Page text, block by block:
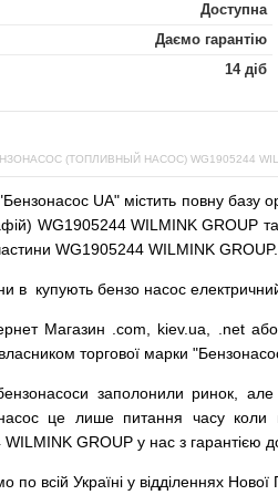
Доступна
Даємо гарантію
14 діб
(ТОПЛИВНЫЙ НАСОС) WG1905244
Бензонасос UA" містить повну базу
) WG1905244 WILMINK GROUP та
WG1905244 WILMINK GROUP.
в купують бензо насос
Магазин .com kiev.ua .net або
власником торгової марки "
заполонили ринок але
це лише питання часу коли
GROUP у нас з гарантією
по всій Україні у відділеннях Нової